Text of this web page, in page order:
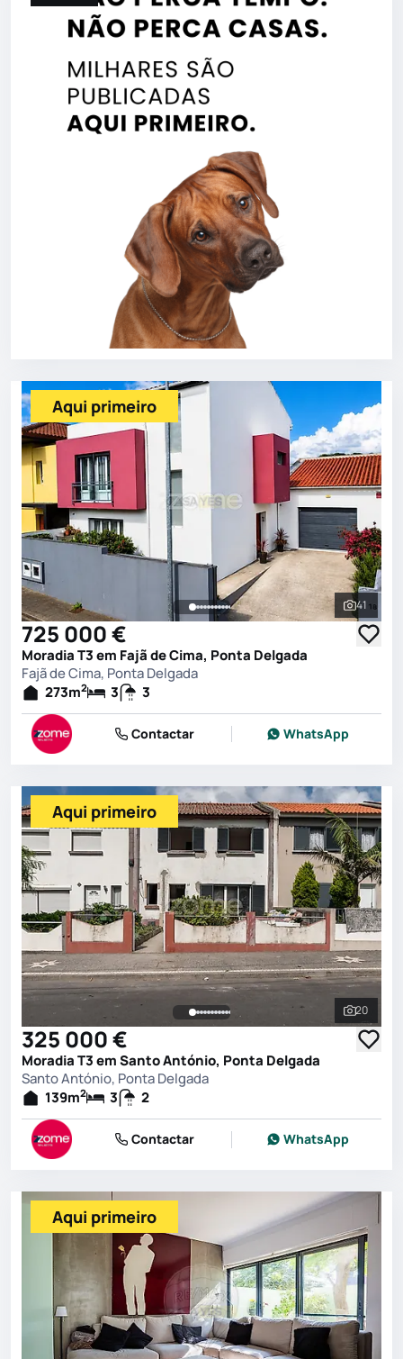
Ver
41
Aqui primeiro
725 000 €
Moradia T3 em Fajã de Cima, Ponta Delgada
Fajã de Cima, Ponta Delgada
273m2 3 3
Contactar WhatsApp
Ver
20
Aqui primeiro
325 000 €
Moradia T3 em Santo António, Ponta Delgada
Santo António, Ponta Delgada
139m2 3 2
Contactar WhatsApp
Aqui primeiro